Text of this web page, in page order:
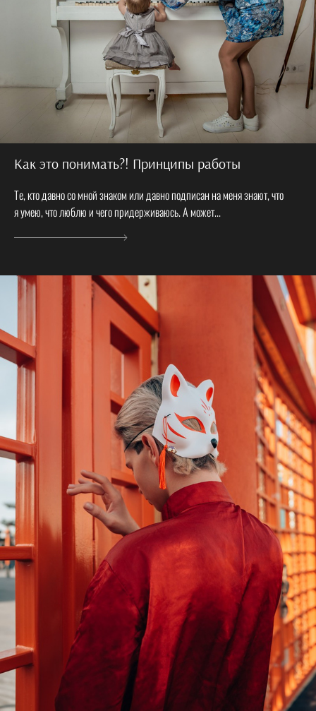
Как это понимать?! Принципы работы
Те, кто давно со мной знаком или давно подписан на меня знают, что
я умею, что люблю и чего придерживаюсь. А может...